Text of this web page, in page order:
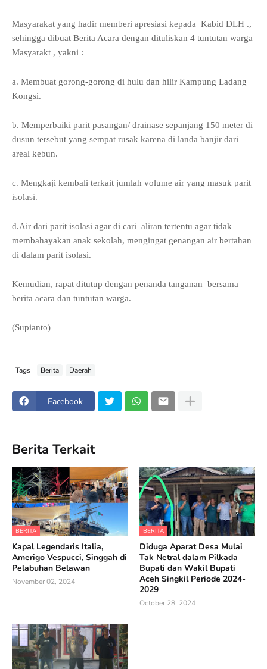
Masyarakat yang hadir memberi apresiasi kepada Kabid DLH .,
sehingga dibuat Berita Acara dengan dituliskan 4 tuntutan warga
Masyarakt , yakni :
a. Membuat gorong-gorong di hulu dan hilir Kampung Ladang
Kongsi.
b. Memperbaiki parit pasangan/ drainase sepanjang 150 meter di
dusun tersebut yang sempat rusak karena di landa banjir dari
areal kebun.
c. Mengkaji kembali terkait jumlah volume air yang masuk parit
isolasi.
d.Air dari parit isolasi agar di cari aliran tertentu agar tidak
membahayakan anak sekolah, mengingat genangan air bertahan
di dalam parit isolasi.
Kemudian, rapat ditutup dengan penanda tanganan bersama
berita acara dan tuntutan warga.
(Supianto)
Tags Berita Daerah
Facebook
Berita Terkait
BERITA
Kapal Legendaris Italia,
Amerigo Vespucci, Singgah di
Pelabuhan Belawan
November 02, 2024
BERITA
Diduga Aparat Desa Mulai
Tak Netral dalam Pilkada
Bupati dan Wakil Bupati
Aceh Singkil Periode 2024-
2029
October 28, 2024